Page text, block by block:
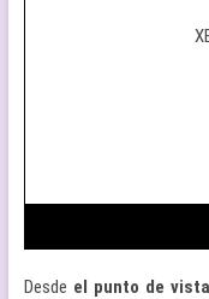
Desde el punto de